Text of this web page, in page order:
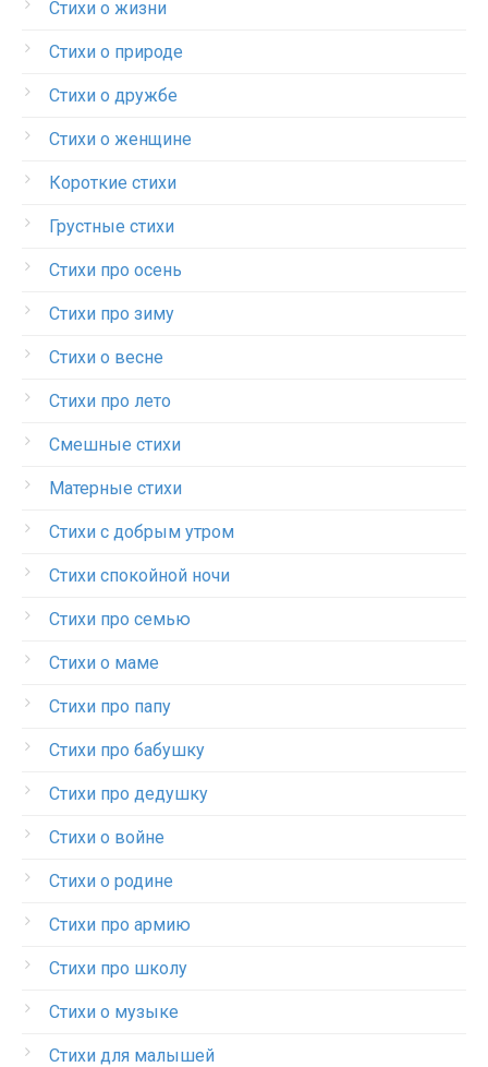
Стихи о жизни
Стихи о природе
Стихи о дружбе
Стихи о женщине
Короткие стихи
Грустные стихи
Стихи про осень
Стихи про зиму
Стихи о весне
Стихи про лето
Смешные стихи
Матерные стихи
Стихи с добрым утром
Стихи спокойной ночи
Стихи про семью
Стихи о маме
Стихи про папу
Стихи про бабушку
Стихи про дедушку
Стихи о войне
Стихи о родине
Стихи про армию
Стихи про школу
Стихи о музыке
Стихи для малышей